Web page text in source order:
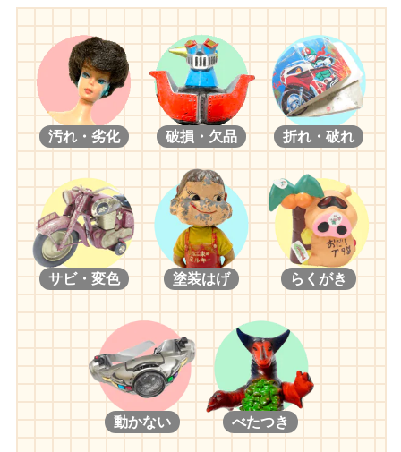
汚れ・劣化 破損・欠品 折れ・破れ
サビ・変色 塗装はげ らくがき
動かない べたつき